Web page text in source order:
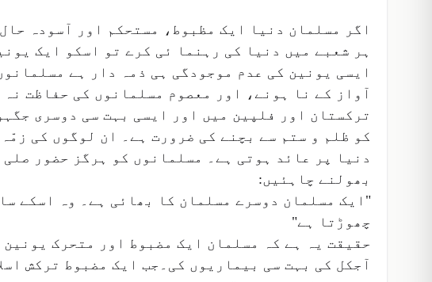
اگر مسلمان دنیا ایک مظبوط، مستحکم اور آسودہ
ہر شعبے میں دنیا کی رہنما ئی کرے تو اسکو ایک
ایسی یونین کی عدم موجودگی ہی ذمہ دار ہے
آواز کے نا ہونے، اور معصوم مسلمانوں کی حفاظت
ترکستان اور فلپین میں اور ایسی بہت سی دوسری
کو ظلم و ستم سے بچنے کی ضرورت ہے۔ ان لوگوں کی
دنیا پر عائد ہوتی ہے۔ مسلمانوں کو ہرگز حضور
بھولنے چاہئیں:
"ایک مسلمان دوسرے مسلمان کا بھائی ہے۔ وہ اسکے
چھوڑتا ہے"
حقیقت یہ ہے کہ مسلمان ایک مضبوط اور متحرک
آجکل کی بہت سی بیماریوں کی۔جب ایک مضبوط ترکش